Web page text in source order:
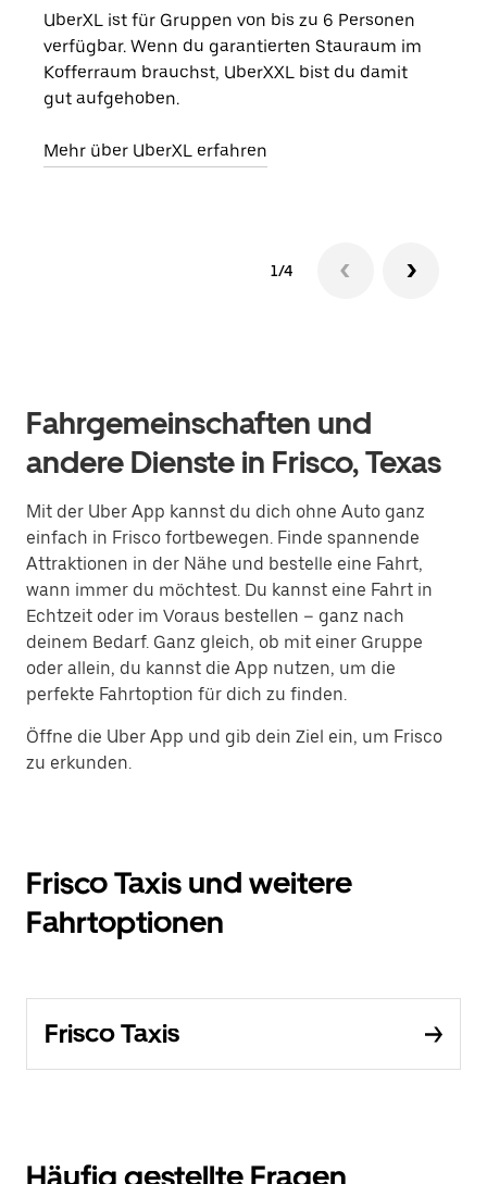
UberXL ist für Gruppen von bis zu 6 Personen
verfügbar. Wenn du garantierten Stauraum im
Kofferraum brauchst, UberXXL bist du damit
gut aufgehoben.
Mehr über UberXL erfahren
1/4
Fahrgemeinschaften und
andere Dienste in Frisco, Texas
Mit der Uber App kannst du dich ohne Auto ganz
einfach in Frisco fortbewegen. Finde spannende
Attraktionen in der Nähe und bestelle eine Fahrt,
wann immer du möchtest. Du kannst eine Fahrt in
Echtzeit oder im Voraus bestellen – ganz nach
deinem Bedarf. Ganz gleich, ob mit einer Gruppe
oder allein, du kannst die App nutzen, um die
perfekte Fahrtoption für dich zu finden.
Öffne die Uber App und gib dein Ziel ein, um Frisco
zu erkunden.
Frisco Taxis und weitere
Fahrtoptionen
Frisco Taxis
Häufig gestellte Fragen